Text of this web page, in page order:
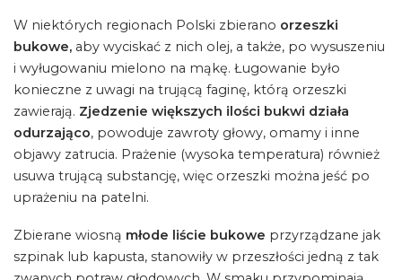
W niektórych regionach Polski zbierano orzeszki
bukowe, aby wyciskać z nich olej, a także, po wysuszeniu
i wyługowaniu mielono na mąkę. Ługowanie było
konieczne z uwagi na trującą faginę, którą orzeszki
zawierają. Zjedzenie większych ilości bukwi działa
odurzająco, powoduje zawroty głowy, omamy i inne
objawy zatrucia. Prażenie (wysoka temperatura) również
usuwa trującą substancję, więc orzeszki można jeść po
uprażeniu na patelni.
Zbierane wiosną młode liście bukowe przyrządzane jak
szpinak lub kapusta, stanowiły w przeszłości jedną z tak